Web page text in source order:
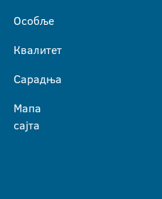
Особље
Квалитет
Сарадња
Мапа
сајта